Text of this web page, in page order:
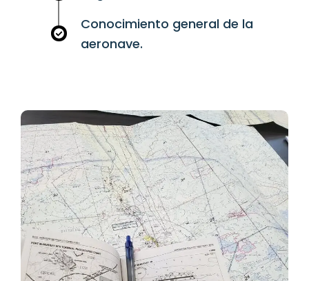
Conocimiento general de la
aeronave.